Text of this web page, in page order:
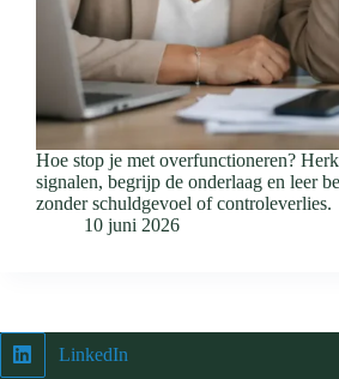
Hoe stop je met overfunctioneren?
signalen, begrijp de onderlaag en leer
zonder schuldgevoel of controleverlies.
10 juni 2026
LinkedIn